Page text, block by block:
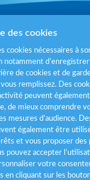
Mentions légales
de gestion des
données
des cookies
cookies nécessaires à
notamment d’enregistrer
de cookies et de
remplissez. Des
peuvent
de mieux comprendre
mesures d’audience.
également être
et vous proposer des
pouvez accepter
votre
en cliquant sur les